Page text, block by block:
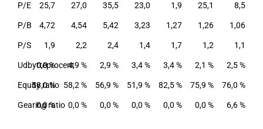
P/E 25,7 27,0 35,5 23,0 1,9 25,1 8,5
P/B 4,72 4,54 5,42 3,23 1,27 1,26 1,06
P/S 1,9 2,2 2,4 1,4 1,7 1,2 1,1
Udbytteprocent
0,0 % 4,9 % 2,9 % 3,4 % 3,4 % 2,1 % 2,5 %
Equity ratio
58,0 % 58,2 % 56,9 % 51,9 % 82,5 % 75,9 % 76,0 %
Gearing ratio
0,0 % 0,0 % 0,0 % 0,0 % 0,0 % 0,0 % 6,6 %